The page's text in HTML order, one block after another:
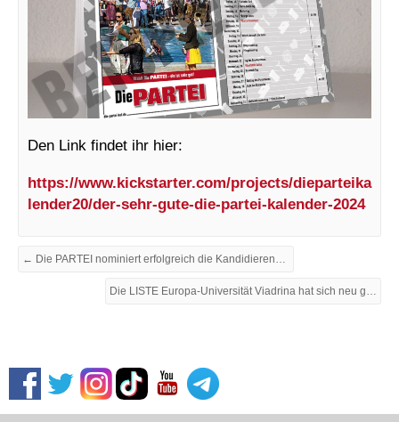
Den Link findet ihr hier:
https://www.kickstarter.com/projects/dieparteika
lender20/der-sehr-gute-die-partei-kalender-2024